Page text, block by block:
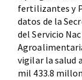
fertilizantes y
datos de la
del Servicio
vigilar la salud
mil 433.8